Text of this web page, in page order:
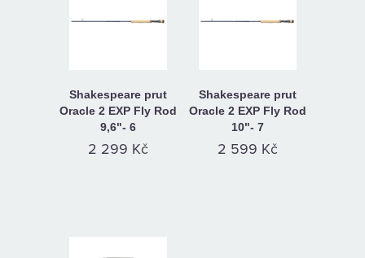
Shakespeare prut
Oracle 2 EXP Fly Rod
9,6"- 6
2 299 Kč
Shakespeare prut
Oracle 2 EXP Fly Rod
10"- 7
2 599 Kč